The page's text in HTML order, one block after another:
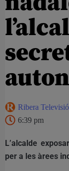
Ribera Televisió
6:39 pm
L’alcalde
per a les àrees